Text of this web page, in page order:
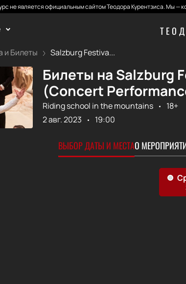
не является официальным сайтом Теодора Курентзиса. Мы —
и Билеты Salzburg Festiva...
Билеты на Salzburg
(Concert
Riding school in the mountains
18+
2 авг. 2023
19:00
ВЫБОР ДАТЫ И МЕСТАО